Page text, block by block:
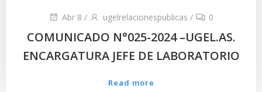
Abr 8 / ugelrelacionespublicas / 0
COMUNICADO N°025-2024 –UGEL.AS.
ENCARGATURA JEFE DE LABORATORIO
Read more